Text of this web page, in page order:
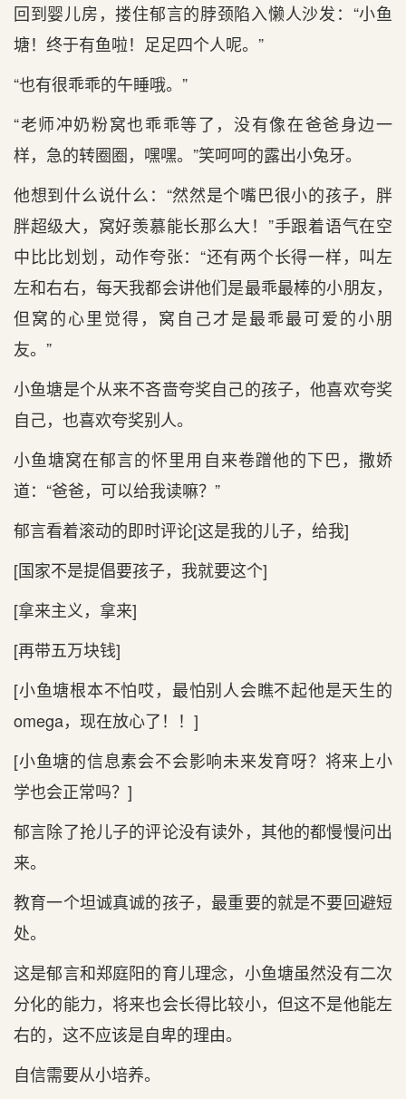
回到婴儿房，搂住郁言的脖颈陷入懒人沙发：“小鱼
塘！终于有鱼啦！足足四个人呢。”
“也有很乖乖的午睡哦。”
“老师冲奶粉窝也乖乖等了，没有像在爸爸身边一
样，急的转圈圈，嘿嘿。”笑呵呵的露出小兔牙。
他想到什么说什么：“然然是个嘴巴很小的孩子，胖
胖超级大，窝好羡慕能长那么大！”手跟着语气在空
中比比划划，动作夸张：“还有两个长得一样，叫左
左和右右，每天我都会讲他们是最乖最棒的小朋友，
但窝的心里觉得，窝自己才是最乖最可爱的小朋
友。”
小鱼塘是个从来不吝啬夸奖自己的孩子，他喜欢夸奖
自己，也喜欢夸奖别人。
小鱼塘窝在郁言的怀里用自来卷蹭他的下巴，撒娇
道：“爸爸，可以给我读嘛？”
郁言看着滚动的即时评论[这是我的儿子，给我]
[国家不是提倡要孩子，我就要这个]
[拿来主义，拿来]
[再带五万块钱]
[小鱼塘根本不怕哎，最怕别人会瞧不起他是天生的
omega，现在放心了！！]
[小鱼塘的信息素会不会影响未来发育呀？将来上小
学也会正常吗？]
郁言除了抢儿子的评论没有读外，其他的都慢慢问出
来。
教育一个坦诚真诚的孩子，最重要的就是不要回避短
处。
这是郁言和郑庭阳的育儿理念，小鱼塘虽然没有二次
分化的能力，将来也会长得比较小，但这不是他能左
右的，这不应该是自卑的理由。
自信需要从小培养。